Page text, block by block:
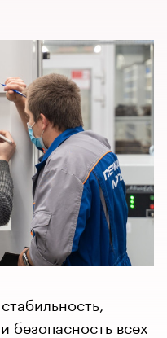
всех